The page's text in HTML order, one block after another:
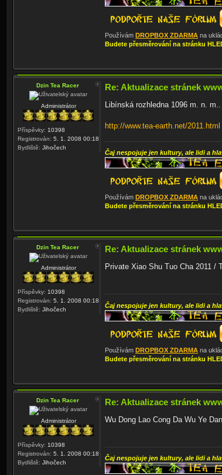
Používám DROPBOX ZDARMA na
Budete přesměrování na stránku
Dzin Tea Racer
Administrátor
Příspěvky: 10398
Registrován: 5. 1. 2008 00:18
Bydliště: Jihočech
Re: Aktualizace stránek
Libínská rozhledna 1096 m. n.
http://www.tea-earth.net/2011.html
Čaj nespojuje jen kultury, ale lidi a
Používám DROPBOX ZDARMA na
Budete přesměrování na stránku
Dzin Tea Racer
Administrátor
Příspěvky: 10398
Registrován: 5. 1. 2008 00:18
Bydliště: Jihočech
Re: Aktualizace stránek
Private Xiao Shu Tuo Cha 2011
Čaj nespojuje jen kultury, ale lidi a
Používám DROPBOX ZDARMA na
Budete přesměrování na stránku
Dzin Tea Racer
Administrátor
Příspěvky: 10398
Registrován: 5. 1. 2008 00:18
Bydliště: Jihočech
Re: Aktualizace stránek
Wu Dong Lao Cong Da Wu Ye
Čaj nespojuje jen kultury, ale lidi a